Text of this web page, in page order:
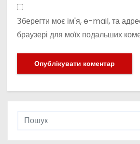
Зберегти моє ім'я, e-mail, та
браузері для моїх подальших